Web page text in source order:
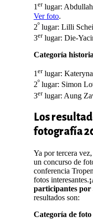
1erlugar: Abdullah
Ver foto.
2º lugar: Lilli
3erlugar: Die-
Categoría
1erlugar:
2º lugar: Simon
3erlugar: Aung
Los
fotografía
Ya por tercera
un concurso de
conferencia
fotos interesantes.
participantes por
resultados son:
Categoría de